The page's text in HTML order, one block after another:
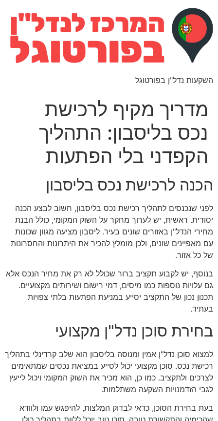
השקעות נדל"ן בפורטוגל
מדריך מקיף לרכישת
נכס בליסבון: התהליך
הקפדני בלי הפתעות
הכנה לרכישת נכס בליסבון
לפני שנכנסים לתהליך רכישת נכס בליסבון, חשוב לבצע הכנה
יסודית. ראשית, יש לערוך מחקר על השוק המקומי, כולל הבנת
מחירי הנדל"ן באזורים שונים בעיר. ליסבון מציעה מגוון שכונות
עם מאפיינים שונים, ולכן מומלץ להכיר את היתרונות והחסרונות
של כל אזור.
בנוסף, יש לקבוע תקציב ברור שכולל לא רק את מחיר הנכס אלא
גם עלויות נוספות כמו מיסים, דמי רישום ושירותים מקצועיים.
תכנון נכון של התקציב יסייע במניעת הפתעות בלתי צפויות
בעתיד.
בחירת סוכן נדל"ן מקצועי
למצוא סוכן נדל"ן אמין ומנוסה בליסבון הוא שלב קרדינלי בתהליך
רכישת נכס. סוכן מקצועי יכול לסייע במציאת נכסים שמתאימים
לצרכים ולתקציב. כמו כן, הוא מכיר את השוק המקומי ויכול לייעץ
לגבי הזדמנויות השקעה משתלמות.
בעת בחירת הסוכן, כדאי לבדוק המלצות, להיפגש עמו ולוודא